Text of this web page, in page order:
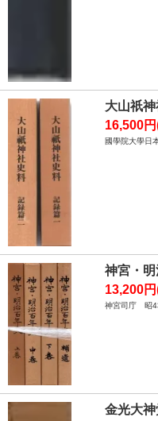
大山祇
16,500
國學院大學
神宮・
13,200
神宮司庁 昭
金光大神